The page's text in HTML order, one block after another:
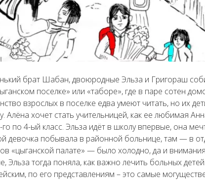
брат Шабан, двоюродные Эльза и Григораш
поселке» или «таборе», где в паре сотен
взрослых в поселке едва умеют читать, но их
Алёна хочет стать учительницей, как ее любимая
по 4-ый класс. Эльза идёт в школу впервые, она
девочка побывала в районной больнице, там — в
«цыганской палате» — было холодно, да и
Эльза тогда поняла, как важно лечить больных
по его представлениям – это самые